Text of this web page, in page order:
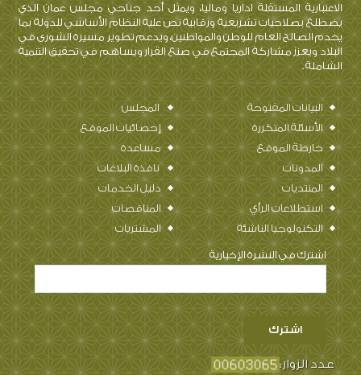
الاعتبارية المستقلة اداريا وماليا، ويمثل أحد جناحي مجلس عمان الذي
يضطلع بصلاحيات تشريعية ورقابية نص عليه النظام الأساسي للدولة بما
يخدم الصالح العام للوطن والمواطنين، ويدعم تطوير مسيرة الشورى في
البلاد ويعزز مشاركة المجتمع في صنع القرار ويساهم في تحقيق التنمية
الشاملة .
المجلس
البيانات المفتوحة
إحصائيات الموقع
الأسئلة المتكررة
مساعدة
خارطة الموقع
نافذة البلاغات
المدونات
دليل الخدمات
المنتديات
المناقصات
استطلاعات الرأي
المشتريات
التكنولوجيا الناشئة
اشترك في النشرة الإخبارية
عدد الزوار: